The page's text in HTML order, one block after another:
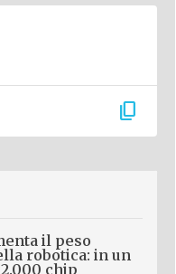
content_copy
il peso
robotica: in un
chip